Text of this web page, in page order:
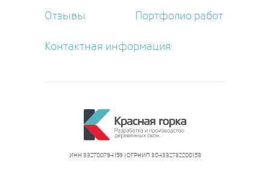
Отзывы Портфолио работ
Контактная информация
ИНН 332700794159 | ОГРНИП 304332732200153